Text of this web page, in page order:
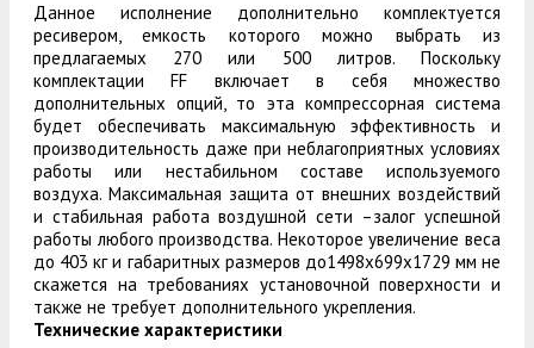
Данное исполнение дополнительно комплектуется
ресивером, емкость которого можно выбрать из
предлагаемых 270 или 500 литров. Поскольку
комплектации FF включает в себя множество
дополнительных опций, то эта компрессорная система
будет обеспечивать максимальную эффективность и
производительность даже при неблагоприятных условиях
работы или нестабильном составе используемого
воздуха. Максимальная защита от внешних воздействий
и стабильная работа воздушной сети –залог успешной
работы любого производства. Некоторое увеличение веса
до 403 кг и габаритных размеров до1498x699x1729 мм не
скажется на требованиях установочной поверхности и
также не требует дополнительного укрепления.
Технические характеристики